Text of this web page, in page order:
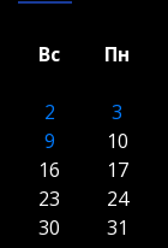
Вс Пн
2
3
9
10
16
17
23
24
30
31